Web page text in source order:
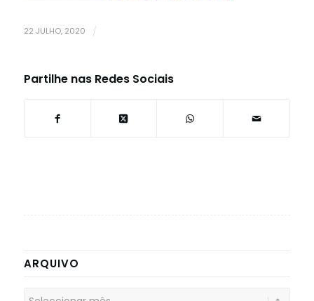
22 JULHO, 2020 /
Partilhe nas Redes Sociais
ARQUIVO